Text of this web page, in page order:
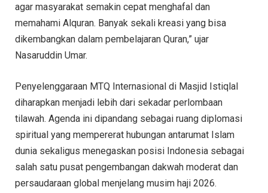
agar masyarakat semakin cepat menghafal dan
memahami Alquran. Banyak sekali kreasi yang bisa
dikembangkan dalam pembelajaran Quran,” ujar
Nasaruddin Umar.
Penyelenggaraan MTQ Internasional di Masjid Istiqlal
diharapkan menjadi lebih dari sekadar perlombaan
tilawah. Agenda ini dipandang sebagai ruang diplomasi
spiritual yang mempererat hubungan antarumat Islam
dunia sekaligus menegaskan posisi Indonesia sebagai
salah satu pusat pengembangan dakwah moderat dan
persaudaraan global menjelang musim haji 2026.